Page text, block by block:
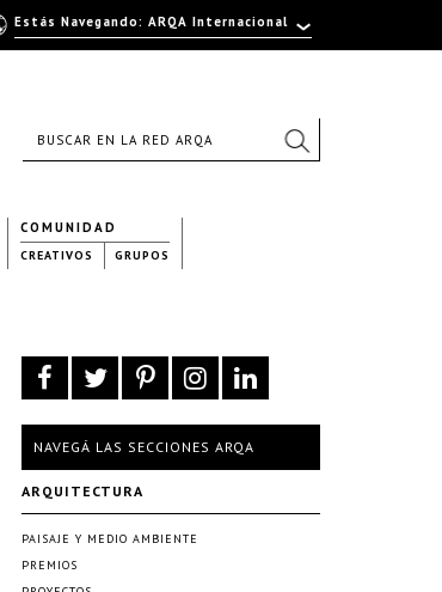
COMUNIDAD
CREATIVOS GRUPOS
NAVEGÁ LAS SECCIONES ARQA
ARQUITECTURA
PAISAJE Y MEDIO AMBIENTE
PREMIOS
Estás Navegando: ARQA Internacional